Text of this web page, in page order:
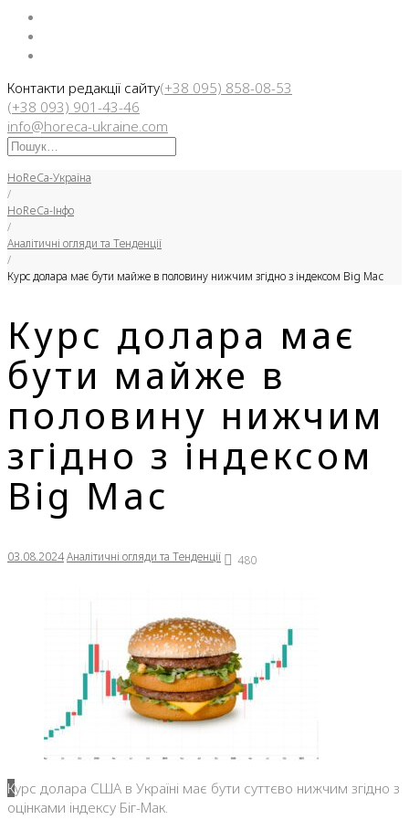
Контакти редакції сайту(+38 095) 858-08-53
(+38 093) 901-43-46
info@horeca-ukraine.com
Искать:
HoReCa-Україна
/
HoReCa-Інфо
/
Аналітичні огляди та Тенденції
/
Курс долара має бути майже в половину нижчим згідно з індексом Big Mac
Курс долара має
бути майже в
половину нижчим
згідно з індексом
Big Mac
03.08.2024Аналітичні огляди та Тенденції 480
Курс долара США в Україні має бути суттєво нижчим згідно з
оцінками індексу Біг-Мак.